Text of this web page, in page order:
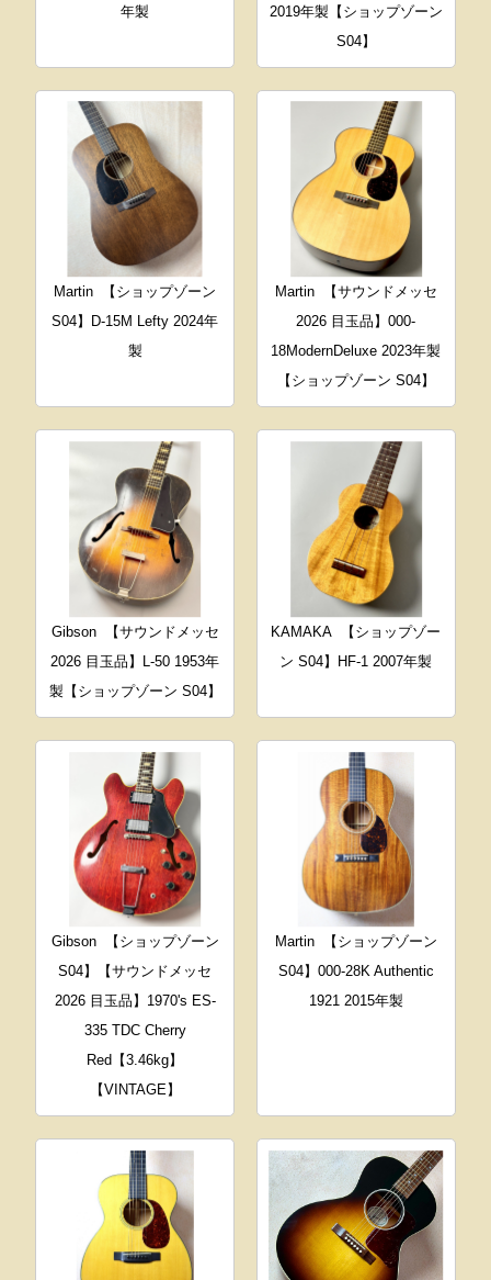
年製
2019年製【ショップゾーン
S04】
Martin
【ショップゾーン
S04】D-15M Lefty 2024年
製
Martin
【サウンドメッセ
2026 目玉品】000-
18ModernDeluxe 2023年製
【ショップゾーン S04】
Gibson
【サウンドメッセ
2026 目玉品】L-50 1953年
製【ショップゾーン S04】
KAMAKA
【ショップゾー
ン S04】HF-1 2007年製
Gibson
【ショップゾーン
S04】【サウンドメッセ
2026 目玉品】1970's ES-
335 TDC Cherry
Red【3.46kg】
【VINTAGE】
Martin
【ショップゾーン
S04】000-28K Authentic
1921 2015年製